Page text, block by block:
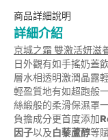
商品詳細說明
詳細介紹
京城之霜 雙激活妍滋
日外觀有如手搖奶蓋
層水相透明激潤晶露
輕盈質地有如超跑般
絲緞般的柔滑保濕罩
負擔成分更首度添加
因子以及白藜蘆醇等